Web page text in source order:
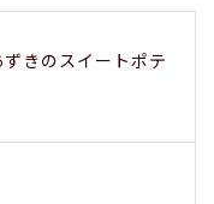
きのスイートポテ